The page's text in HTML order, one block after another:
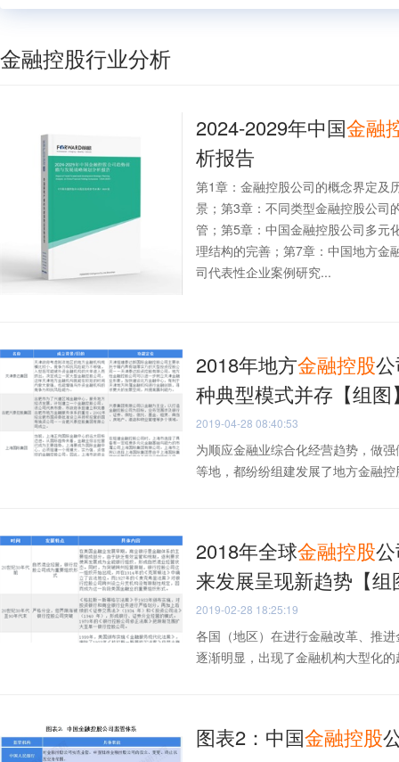
金融控股行业分析
2024-2029年中国金融
析报告
第1章：金融控股公司的概念界定及
景；第3章：不同类型金融控股公司
管；第5章：中国金融控股公司多元
理结构的完善；第7章：中国地方金
司代表性企业案例研究...
2018年地方金融控股
种典型模式并存【组图
2019-04-28 08:40:53
为顺应金融业综合化经营趋势，做
等地，都纷纷组建发展了地方金融
2018年全球金融控股
来发展呈现新趋势【组
2019-02-28 18:25:19
各国（地区）在进行金融改革、推
逐渐明显，出现了金融机构大型化
图表2：中国金融控股